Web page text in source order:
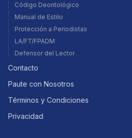
Código Deontológico
Manual de Estilo
Protección a Periodistas
LA/FT/FPADM
Defensor del Lector
Contacto
Paute con Nosotros
Términos y Condiciones
Privacidad